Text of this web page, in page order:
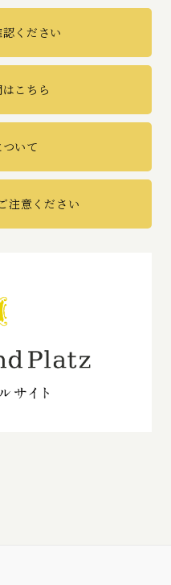
ください
こちら
いて
注意ください